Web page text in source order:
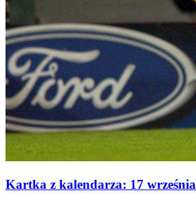
Kartka z kalendarza: 17 września